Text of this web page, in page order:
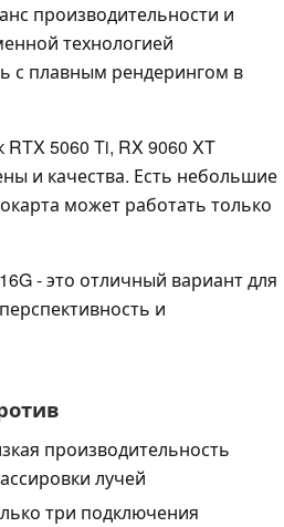
производительности и
технологией
с плавным рендерингом в
5060 Ti, RX 9060 XT
и качества. Есть небольшие
может работать только
- это отличный вариант для
и
производительность
лучей
три подключения